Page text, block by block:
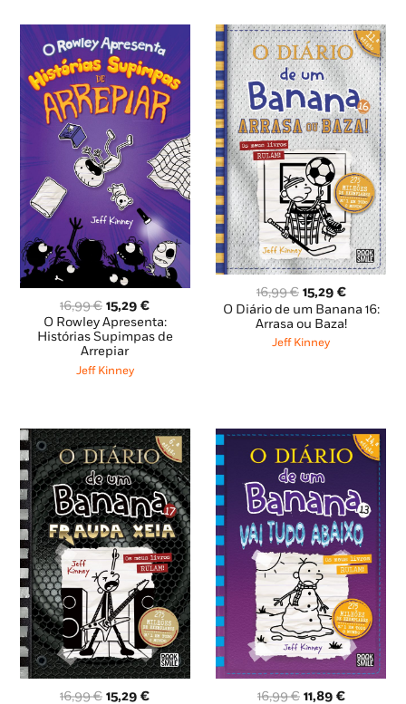
16,99€ O
preço
original
era:
16,99 €.
15,29€O
preço
atual
O Rowley Apresenta:
Histórias Supimpas de
Arrepiar
Jeff Kinney
16,99€ O
preço
original
era:
15,29 €O
preço
atual
O Diário de um Banana 16:
Arrasa ou Baza!
Jeff Kinney
16,99€ O
15,29€O
16,99€ O
11,89 €O